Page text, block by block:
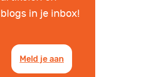
blogs in je inbox!
Meld je aan